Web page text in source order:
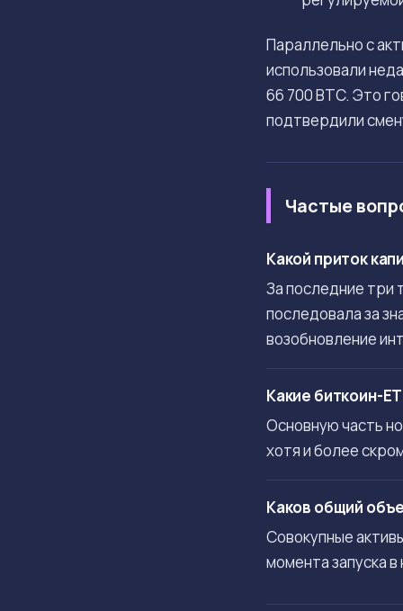
Параллельно с
использовали
66 700 BTC. Это
подтвердили
Частые
Какой приток
За последние три
последовала за
возобновление
Какие биткоин-
Основную часть
хотя и более
Каков общий
Совокупные
момента запуска